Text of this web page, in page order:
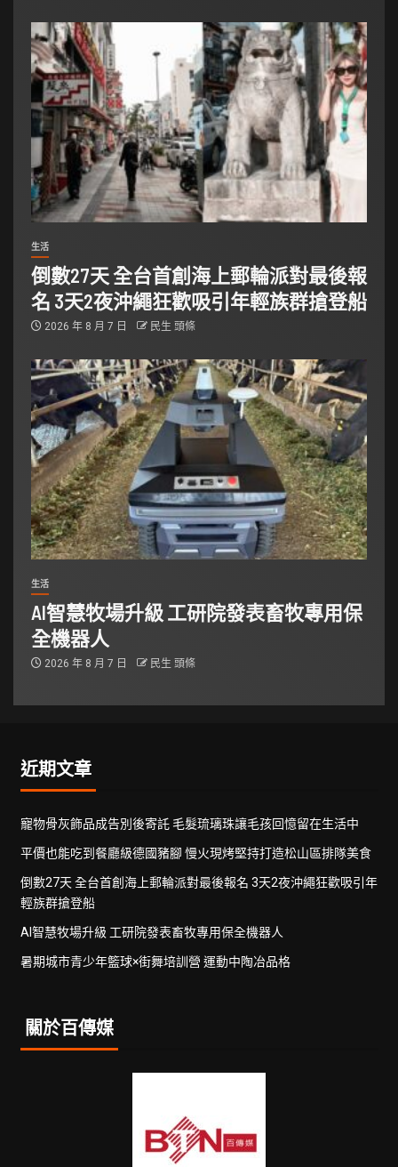
生活
倒數27天 全台首創海上郵輪派對最後報
名 3天2夜沖繩狂歡吸引年輕族群搶登船
2026 年 8 月 7 日 民生 頭條
生活
AI智慧牧場升級 工研院發表畜牧專用保
全機器人
2026 年 8 月 7 日 民生 頭條
近期文章
寵物骨灰飾品成告別後寄託 毛髮琉璃珠讓毛孩回憶留在生活中
平價也能吃到餐廳級德國豬腳 慢火現烤堅持打造松山區排隊美食
倒數27天 全台首創海上郵輪派對最後報名 3天2夜沖繩狂歡吸引年
輕族群搶登船
AI智慧牧場升級 工研院發表畜牧專用保全機器人
暑期城市青少年籃球×街舞培訓營 運動中陶冶品格
關於百傳媒